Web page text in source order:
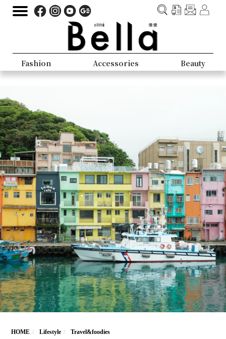
Fashion Accessories Beauty
HOME Lifestyle Travel&foodies